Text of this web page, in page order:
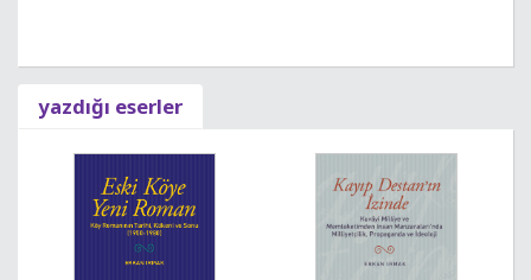
yazdığı eserler